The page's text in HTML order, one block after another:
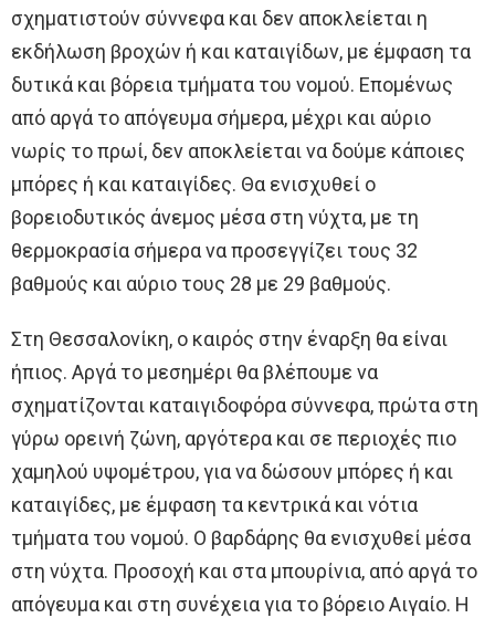
σχηματιστούν σύννεφα και δεν αποκλείεται η
εκδήλωση βροχών ή και καταιγίδων, με έμφαση τα
δυτικά και βόρεια τμήματα του νομού. Επομένως
από αργά το απόγευμα σήμερα, μέχρι και αύριο
νωρίς το πρωί, δεν αποκλείεται να δούμε κάποιες
μπόρες ή και καταιγίδες. Θα ενισχυθεί ο
βορειοδυτικός άνεμος μέσα στη νύχτα, με τη
θερμοκρασία σήμερα να προσεγγίζει τους 32
βαθμούς και αύριο τους 28 με 29 βαθμούς.
Στη Θεσσαλονίκη, ο καιρός στην έναρξη θα είναι
ήπιος. Αργά το μεσημέρι θα βλέπουμε να
σχηματίζονται καταιγιδοφόρα σύννεφα, πρώτα στη
γύρω ορεινή ζώνη, αργότερα και σε περιοχές πιο
χαμηλού υψομέτρου, για να δώσουν μπόρες ή και
καταιγίδες, με έμφαση τα κεντρικά και νότια
τμήματα του νομού. Ο βαρδάρης θα ενισχυθεί μέσα
στη νύχτα. Προσοχή και στα μπουρίνια, από αργά το
απόγευμα και στη συνέχεια για το βόρειο Αιγαίο. Η